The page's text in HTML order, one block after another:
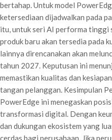
bertahap. Untuk model
ketersediaan dijadwalkan pada
itu, untuk seri AI performa tinggi
produk baru akan tersedia pada
lainnya direncanakan akan
tahun 2027. Keputusan ini
memastikan kualitas dan
tangan pelanggan. Kesimpulan
PowerEdge ini menegaskan
transformasi digital. Dengan
dan dukungan ekosistem yang
cerdas bagi perusahaan. Jika